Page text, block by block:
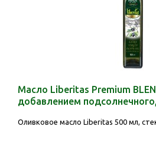
Масло Liberitas Premium
добавлением
Оливковое масло Liberitas 500 мл,